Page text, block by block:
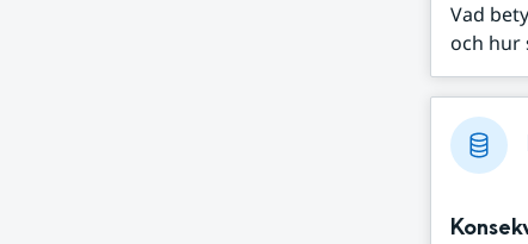
Vad
och hur